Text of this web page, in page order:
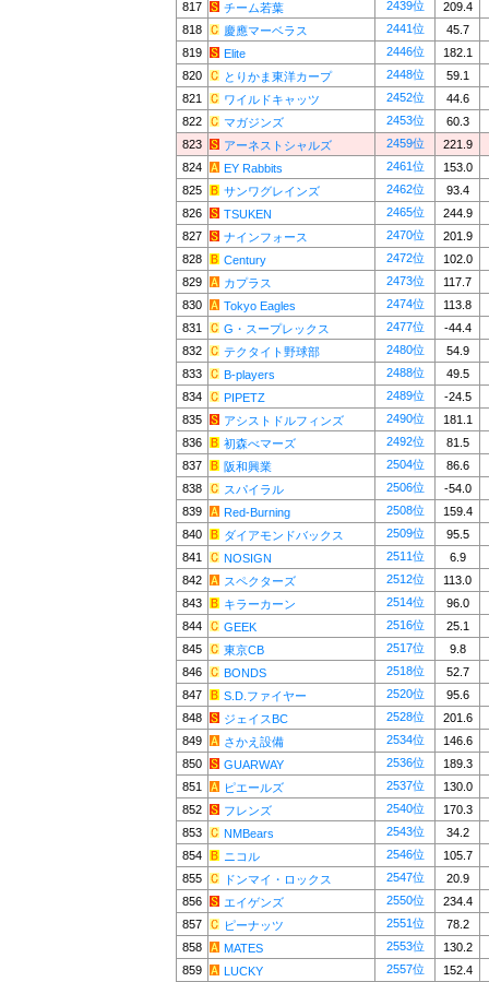
817
チーム若葉 2439位
209.4
818
慶應マーベラス 2441位
45.7
819
Elite 2446位
182.1
820
とりかま東洋カープ 2448位
59.1
821
ワイルドキャッツ 2452位
44.6
822
マガジンズ 2453位
60.3
823
アーネストシャルズ 2459位
221.9
824
EY Rabbits 2461位
153.0
825
サンワグレインズ 2462位
93.4
826
TSUKEN 2465位
244.9
827
ナインフォース 2470位
201.9
828
Century 2472位
102.0
829
カプラス 2473位
117.7
830
Tokyo Eagles 2474位
113.8
831
G・スープレックス 2477位
-44.4
832
テクタイト野球部 2480位
54.9
833
B-players 2488位
49.5
834
PIPETZ 2489位
-24.5
835
アシストドルフィンズ 2490位
181.1
836
初森べマーズ 2492位
81.5
837
阪和興業 2504位
86.6
838
スパイラル 2506位
-54.0
839
Red-Burning 2508位
159.4
840
ダイアモンドバックス 2509位
95.5
841
NOSIGN 2511位
6.9
842
スペクターズ 2512位
113.0
843
キラーカーン 2514位
96.0
844
GEEK 2516位
25.1
845
東京CB 2517位
9.8
846
BONDS 2518位
52.7
847
S.D.ファイヤー 2520位
95.6
848
ジェイスBC 2528位
201.6
849
さかえ設備 2534位
146.6
850
GUARWAY 2536位
189.3
851
ピエールズ 2537位
130.0
852
フレンズ 2540位
170.3
853
NMBears 2543位
34.2
854
ニコル 2546位
105.7
855
ドンマイ・ロックス 2547位
20.9
856
エイゲンズ 2550位
234.4
857
ピーナッツ 2551位
78.2
858
MATES 2553位
130.2
859
LUCKY 2557位
152.4